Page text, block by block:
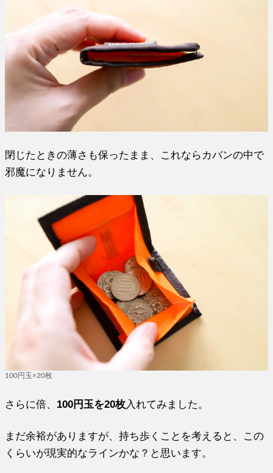
閉じたときの薄さも保ったまま、これならカバンの中で
邪魔になりません。
100円玉×20枚
さらに倍、 100円玉を20枚入れてみました。
まだ余裕がありますが、持ち歩くことを考えると、この
くらいが現実的なラインかな？と思います。